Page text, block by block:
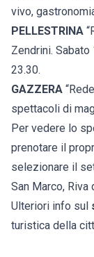
vivo,
PELLESTRINA
Zendrini.
23.30.
GAZZERA
spettacoli di
Per vedere lo
prenotare il
selezionare il
San Marco, Riva
Ulteriori info sul
turistica della